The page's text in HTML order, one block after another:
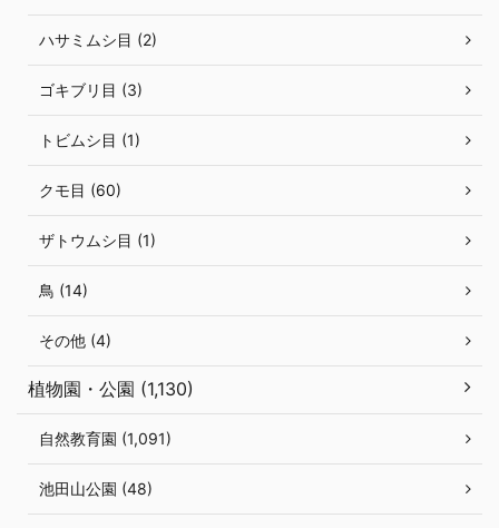
ハサミムシ目 (2)
ゴキブリ目 (3)
トビムシ目 (1)
クモ目 (60)
ザトウムシ目 (1)
鳥 (14)
その他 (4)
植物園・公園 (1,130)
自然教育園 (1,091)
池田山公園 (48)